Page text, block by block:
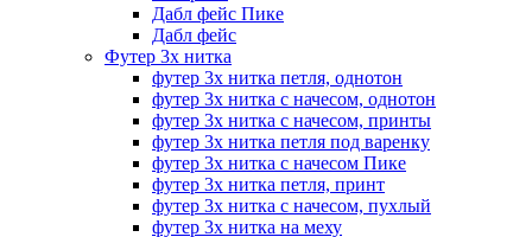
Дабл фейс Пике
Дабл фейс
Футер 3х нитка
футер 3х нитка петля, однотон
футер 3х нитка с начесом, однотон
футер 3х нитка с начесом, принты
футер 3х нитка петля под варенку
футер 3х нитка с начесом Пике
футер 3х нитка петля, принт
футер 3х нитка с начесом, пухлый
футер 3х нитка на меху